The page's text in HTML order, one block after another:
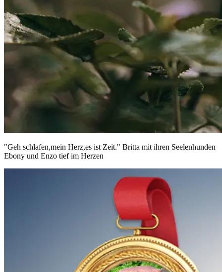
"Geh schlafen,mein Herz,es ist Zeit." Britta mit ihren Seelenhunden
Ebony und Enzo tief im Herzen